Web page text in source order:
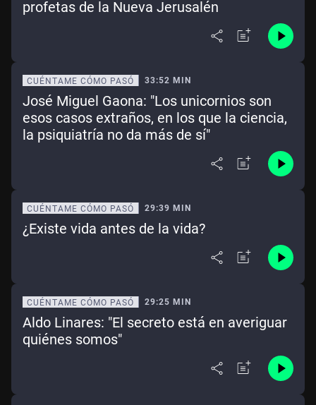
profetas de la Nueva Jerusalén
CUÉNTAME CÓMO PASÓ 33:52 MIN
José Miguel Gaona: "Los unicornios son
esos casos extraños, en los que la ciencia,
la psiquiatría no da más de sí"
CUÉNTAME CÓMO PASÓ 29:39 MIN
¿Existe vida antes de la vida?
CUÉNTAME CÓMO PASÓ 29:25 MIN
Aldo Linares: "El secreto está en averiguar
quiénes somos"